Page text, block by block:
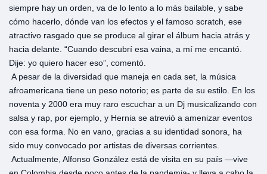
siempre hay un orden, va de lo lento a lo más bailable, y sabe
cómo hacerlo, dónde van los efectos y el famoso scratch, ese
atractivo rasgado que se produce al girar el álbum hacia atrás y
hacia delante. “Cuando descubrí esa vaina, a mí me encantó.
Dije: yo quiero hacer eso”, comentó.
A pesar de la diversidad que maneja en cada set, la música
afroamericana tiene un peso notorio; es parte de su estilo. En los
noventa y 2000 era muy raro escuchar a un Dj musicalizando con
salsa y rap, por ejemplo, y Hernia se atrevió a amenizar eventos
con esa forma. No en vano, gracias a su identidad sonora, ha
sido muy convocado por artistas de diversas corrientes.
Actualmente, Alfonso González está de visita en su país —vive